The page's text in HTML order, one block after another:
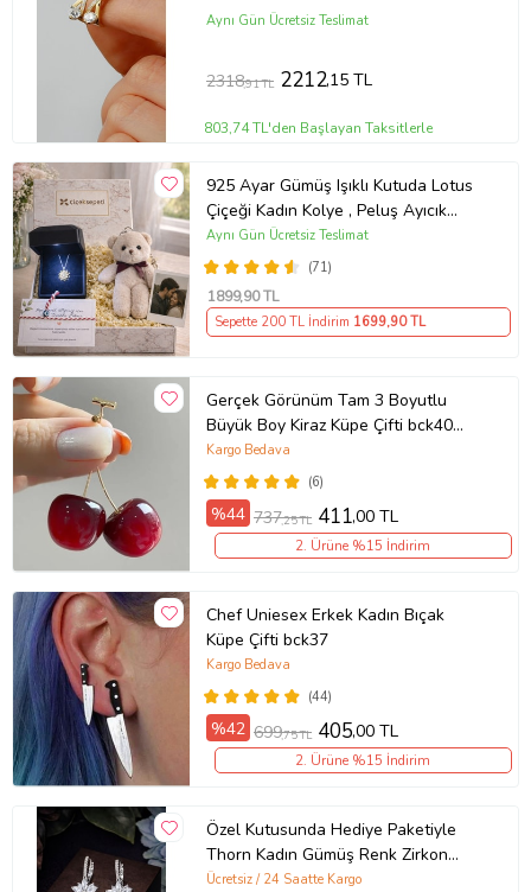
Aynı Gün Ücretsiz Teslimat
2318,91 TL 2212,15 TL
803,74 TL'den Başlayan Taksitlerle
925 Ayar Gümüş Işıklı Kutuda Lotus
Çiçeği Kadın Kolye , Peluş Ayıcık
Anahtarlık Marteniçka Bileklik,
Polaroid Fotoğraf Hediye
(71)
Aynı Gün Ücretsiz Teslimat
1899,90 TL
Sepette 200 TL İndirim 1699,90 TL
Gerçek Görünüm Tam 3 Boyutlu
Büyük Boy Kiraz Küpe Çifti bck40
(Kırmızı)
(6)
Kargo Bedava
%44 737,25 TL 411,00 TL
2. Ürüne %15 İndirim
Chef Uniesex Erkek Kadın Bıçak
Küpe Çifti bck37
(44)
Kargo Bedava
%42 699,75 TL 405,00 TL
2. Ürüne %15 İndirim
Özel Kutusunda Hediye Paketiyle
Thorn Kadın Gümüş Renk Zirkon
Taşlı Abiye Düğün Nişan Söz Parti
Ücretsiz / 24 Saatte Kargo